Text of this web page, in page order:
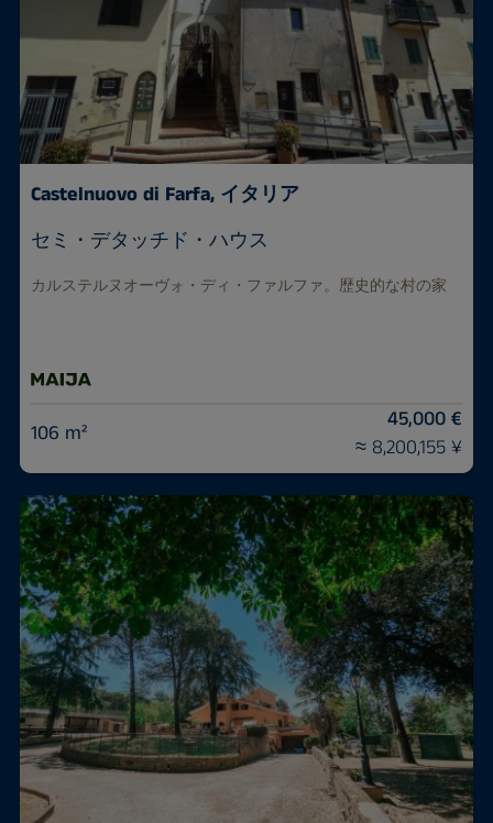
Castelnuovo di Farfa, イタリア
セミ・デタッチド・ハウス
カルステルヌオーヴォ・ディ・ファルファ。歴史的な村の家
106 m²
45,000 €
≈ 8,200,155 ¥